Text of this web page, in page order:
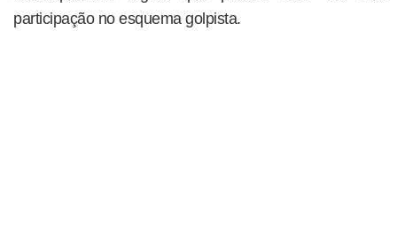
participação no esquema golpista.